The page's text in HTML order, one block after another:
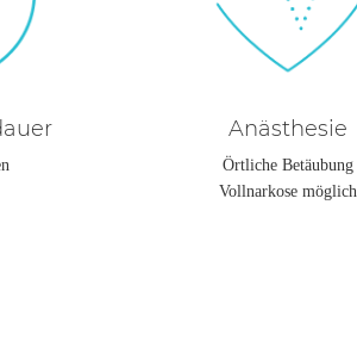
Anästhesie
Örtliche Betäubung
Vollnarkose möglich